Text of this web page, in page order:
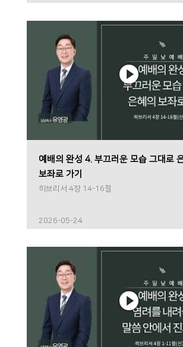
예배의 완성 4. 부끄러운 모습 그대로
보좌로 가기
히브리서 4장 14-16절
2026-05-24